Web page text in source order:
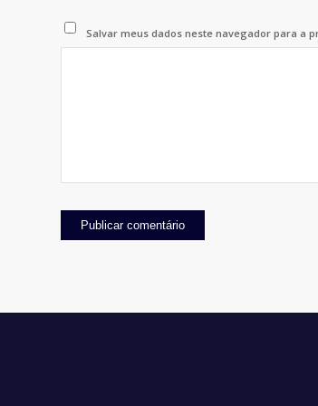
Salvar meus dados neste navegador para a